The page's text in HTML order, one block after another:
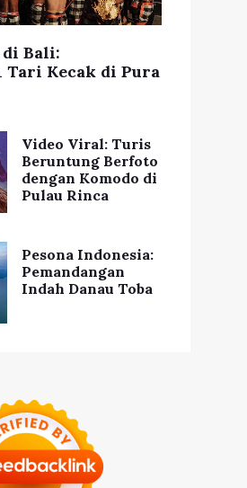
Edukasi Penting
tentang Kesehatan
Seksual bagi Remaja
Bali:
Kecak di Pura
Video Viral: Turis
Beruntung Berfoto
dengan Komodo di
Pulau Rinca
Pesona Indonesia:
Pemandangan
Indah Danau Toba